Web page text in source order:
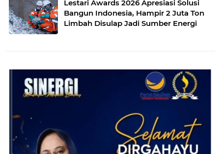
Lestari Awards 2026 Apresiasi Solusi
Bangun Indonesia, Hampir 2 Juta Ton
Limbah Disulap Jadi Sumber Energi